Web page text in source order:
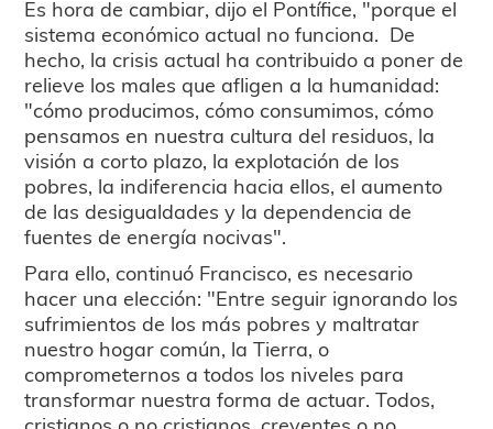
Es hora de cambiar, dijo el Pontífice, "porque el
sistema económico actual no funciona. De
hecho, la crisis actual ha contribuido a poner de
relieve los males que afligen a la humanidad:
"cómo producimos, cómo consumimos, cómo
pensamos en nuestra cultura del residuos, la
visión a corto plazo, la explotación de los
pobres, la indiferencia hacia ellos, el aumento
de las desigualdades y la dependencia de
fuentes de energía nocivas".
Para ello, continuó Francisco, es necesario
hacer una elección: "Entre seguir ignorando los
sufrimientos de los más pobres y maltratar
nuestro hogar común, la Tierra, o
comprometernos a todos los niveles para
transformar nuestra forma de actuar. Todos,